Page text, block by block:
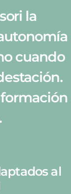
la
cuando
al